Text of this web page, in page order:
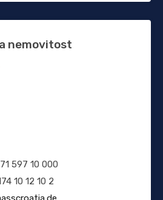
nemovitost
597 10 000
10 12 10 2